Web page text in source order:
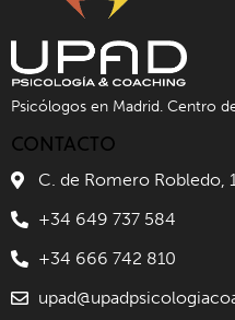
Psicólogos en Madrid. Centro
CONTACTO
C. de Romero Robledo,
+34 649 737 584
+34 666 742 810